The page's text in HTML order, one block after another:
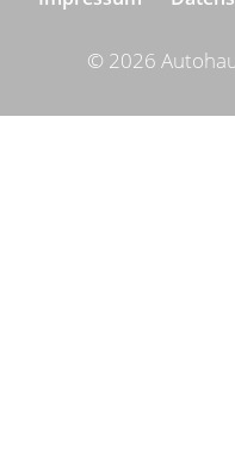
© 2026